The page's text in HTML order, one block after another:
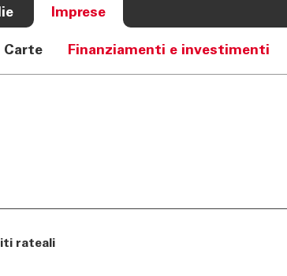
Imprese
Carte Finanziamenti e investimenti
Azionisti
rateali